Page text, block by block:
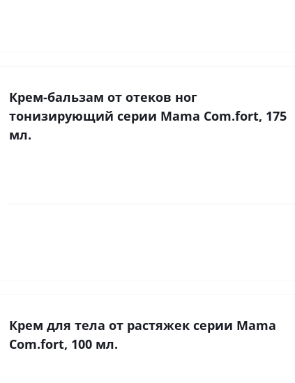
Крем-бальзам от отеков ног
тонизирующий серии Mama Com.fort, 175
мл.
Крем для тела от растяжек серии Mama
Com.fort, 100 мл.